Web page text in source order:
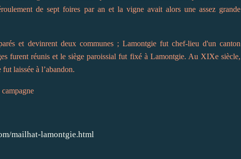
de sept foires par an et la vigne avait alors une assez grande
et devinrent deux communes ; Lamontgie fut chef-lieu d'un canton
furent réunis et le siège paroissial fut fixé à Lamontgie. Au XIXe siècle,
laissée à l’abandon.
mailhat-lamontgie.html